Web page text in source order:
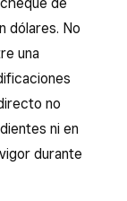
dólares. No
una
no
ni en
durante